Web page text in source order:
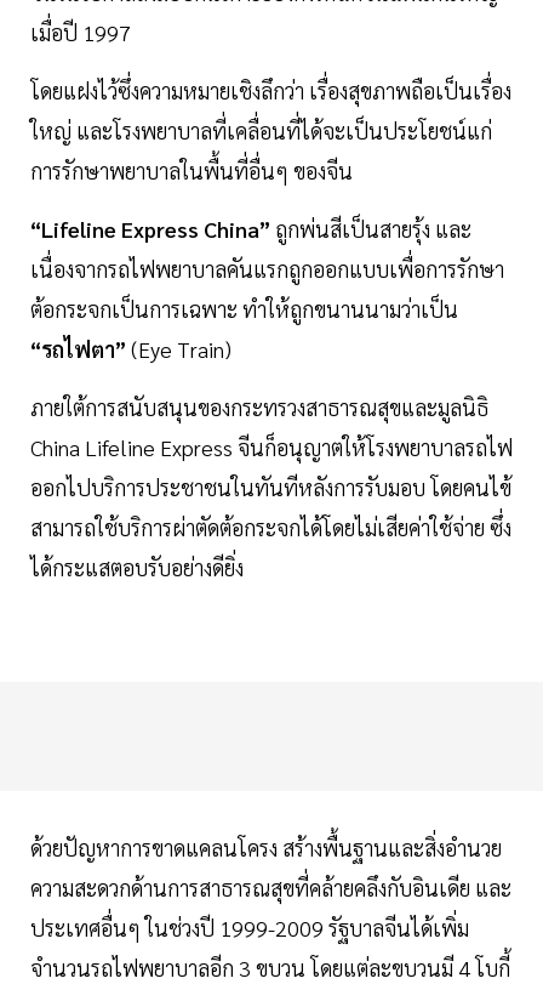
เมื่อปี 1997
โดยแฝงไว้ซึ่งความหมายเชิงลึกว่า เรื่องสุขภาพถือเป็นเรื่อง
ใหญ่ และโรงพยาบาลที่เคลื่อนที่ได้จะเป็นประโยชน์แก่
การรักษาพยาบาลในพื้นที่อื่นๆ ของจีน
“Lifeline Express China” ถูกพ่นสีเป็นสายรุ้ง และ
เนื่องจากรถไฟพยาบาลคันแรกถูกออกแบบเพื่อการรักษา
ต้อกระจกเป็นการเฉพาะ ทำให้ถูกขนานนามว่าเป็น
“รถไฟตา” (Eye Train)
ภายใต้การสนับสนุนของกระทรวงสาธารณสุขและมูลนิธิ
China Lifeline Express จีนก็อนุญาตให้โรงพยาบาลรถไฟ
ออกไปบริการประชาชนในทันทีหลังการรับมอบ โดยคนไข้
สามารถใช้บริการผ่าตัดต้อกระจกได้โดยไม่เสียค่าใช้จ่าย ซึ่ง
ได้กระแสตอบรับอย่างดียิ่ง
ด้วยปัญหาการขาดแคลนโครง สร้างพื้นฐานและสิ่งอำนวย
ความสะดวกด้านการสาธารณสุขที่คล้ายคลึงกับอินเดีย และ
ประเทศอื่นๆ ในช่วงปี 1999-2009 รัฐบาลจีนได้เพิ่ม
จำนวนรถไฟพยาบาลอีก 3 ขบวน โดยแต่ละขบวนมี 4 โบกี้